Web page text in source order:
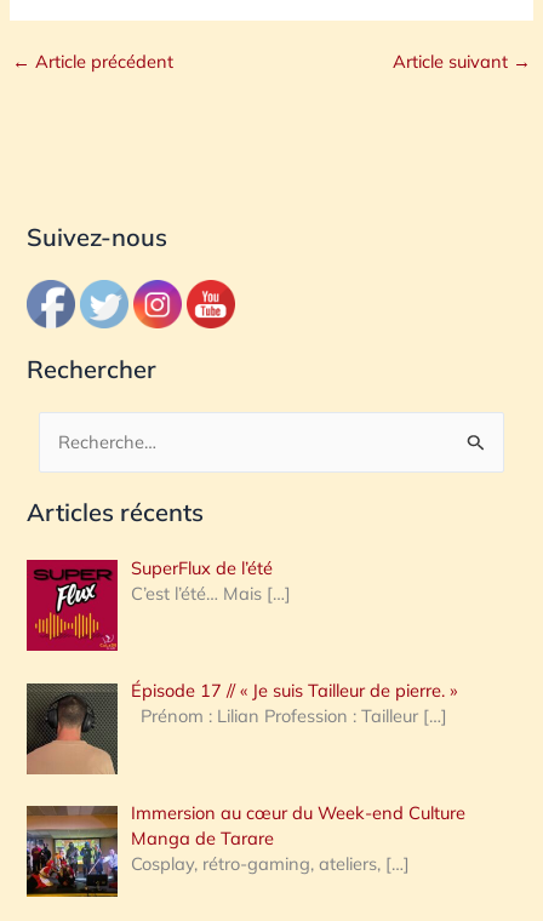
← Article précédent Article suivant →
Suivez-nous
Rechercher
c
e
r
c
h
e
:
Articles récents
SuperFlux de l’été
C’est l’été… Mais […]
Épisode 17 // « Je suis Tailleur de pierre. »
Prénom : Lilian Profession : Tailleur […]
Immersion au cœur du Week-end Culture
Manga de Tarare
Cosplay, rétro-gaming, ateliers, […]